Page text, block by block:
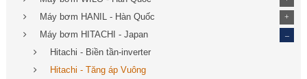
Máy bơm HANIL - Hàn Quốc +
Máy bơm HITACHI - Japan
Hitachi - Biền tần-inverter
Hitachi - Tăng áp Vuông